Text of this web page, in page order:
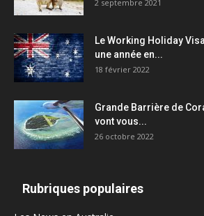
2 septembre 2021
Le Working Holiday
une année en...
18 février 2022
Grande Barrière de
vont vous...
26 octobre 2022
Rubriques populaires